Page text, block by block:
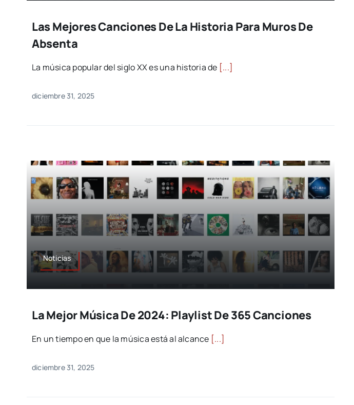
Las Mejores Canciones De La Historia Para Muros De
Absenta
La música popular del siglo XX es una historia de [...]
diciembre 31, 2025
Noticias
La Mejor Música De 2024: Playlist De 365 Canciones
En un tiempo en que la música está al alcance [...]
diciembre 31, 2025